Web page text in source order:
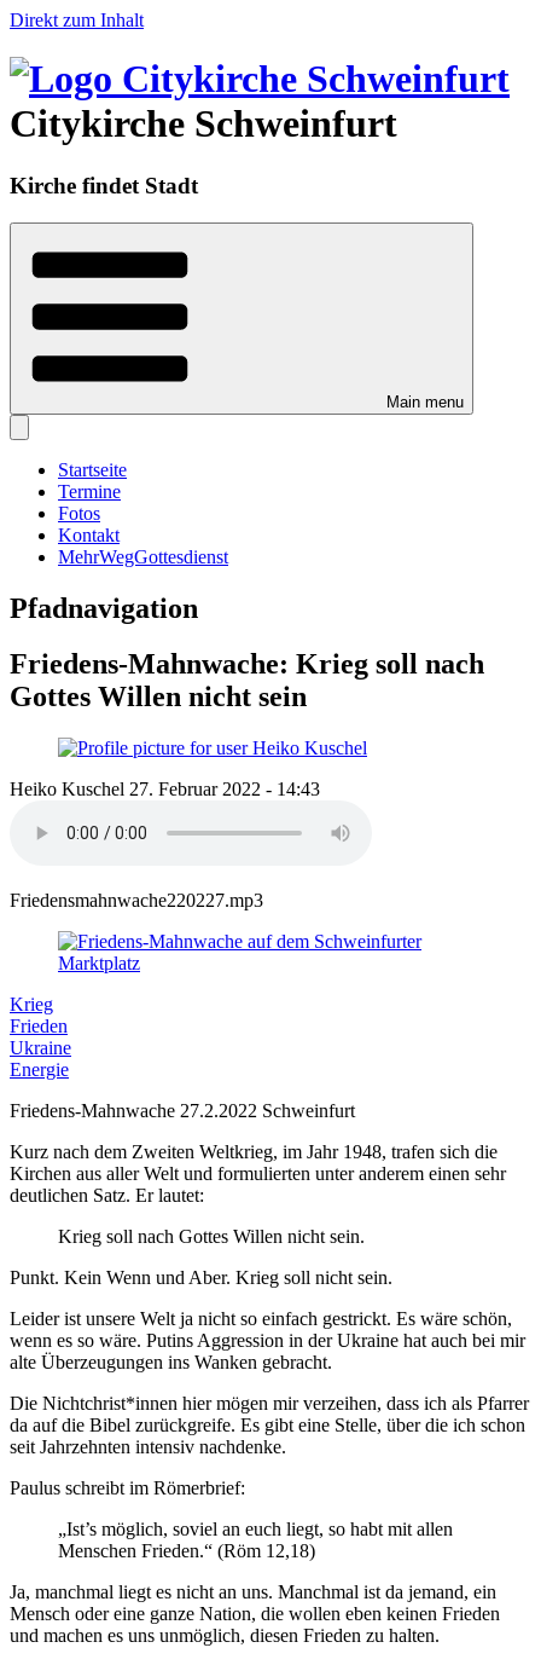
Direkt zum Inhalt
Citykirche Schweinfurt
Kirche findet Stadt
Main menu
Startseite
Termine
Fotos
Kontakt
MehrWegGottesdienst
Pfadnavigation
Friedens-Mahnwache: Krieg soll nach
Gottes Willen nicht sein
Heiko Kuschel 27. Februar 2022 - 14:43
Friedensmahnwache220227.mp3
Krieg
Frieden
Ukraine
Energie
Friedens-Mahnwache 27.2.2022 Schweinfurt
Kurz nach dem Zweiten Weltkrieg, im Jahr 1948, trafen sich die
Kirchen aus aller Welt und formulierten unter anderem einen sehr
deutlichen Satz. Er lautet:
Krieg soll nach Gottes Willen nicht sein.
Punkt. Kein Wenn und Aber. Krieg soll nicht sein.
Leider ist unsere Welt ja nicht so einfach gestrickt. Es wäre schön,
wenn es so wäre. Putins Aggression in der Ukraine hat auch bei mir
alte Überzeugungen ins Wanken gebracht.
Die Nichtchrist*innen hier mögen mir verzeihen, dass ich als Pfarrer
da auf die Bibel zurückgreife. Es gibt eine Stelle, über die ich schon
seit Jahrzehnten intensiv nachdenke.
Paulus schreibt im Römerbrief:
„Ist’s möglich, soviel an euch liegt, so habt mit allen
Menschen Frieden.“ (Röm 12,18)
Ja, manchmal liegt es nicht an uns. Manchmal ist da jemand, ein
Mensch oder eine ganze Nation, die wollen eben keinen Frieden
und machen es uns unmöglich, diesen Frieden zu halten.